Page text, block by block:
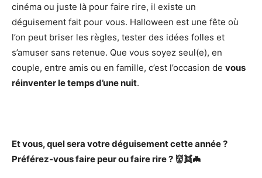
cinéma ou juste là pour faire rire, il existe un
déguisement fait pour vous. Halloween est une fête où
l’on peut briser les règles, tester des idées folles et
s’amuser sans retenue. Que vous soyez seul(e), en
couple, entre amis ou en famille, c’est l’occasion de vous
réinventer le temps d’une nuit.
Et vous, quel sera votre déguisement cette année ?
Préférez-vous faire peur ou faire rire ? 👹👯🦇